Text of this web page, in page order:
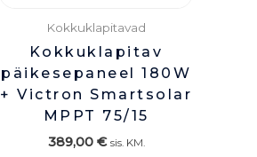
Kokkuklapitavad
Kokkuklapitav
päikesepaneel 180W
+ Victron Smartsolar
MPPT 75/15
389,00 € sis. KM.